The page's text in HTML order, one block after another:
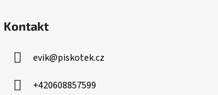
Kontakt
evik@piskotek.cz
+420608857599